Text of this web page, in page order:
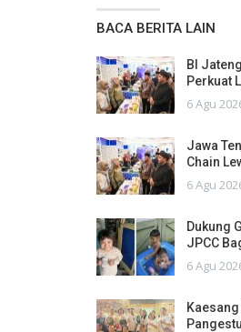
BACA BERITA LAIN
BI
Perkuat
6 Agu
Jawa
Chain
6 Agu
Dukung
JPCC
6 Agu